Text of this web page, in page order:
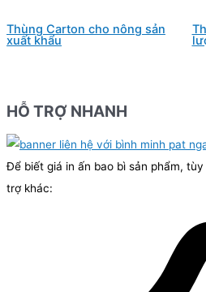
Thùng Carton cho nông sản
xuất khẩu
HỖ TRỢ NHANH
Để biết giá in ấn bao bì sản phẩm,
trợ khác: